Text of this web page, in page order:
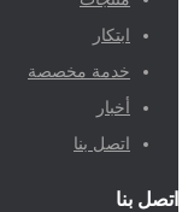
ابتكار
خدمة مخصصة
أخبار
اتصل بنا
اتصل بنا